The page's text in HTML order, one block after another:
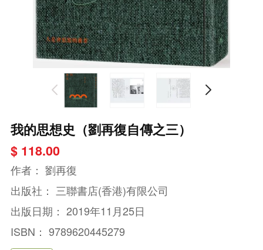
我的思想史（劉再復自傳之三）
$ 118.00
作者： 劉再復
出版社： 三聯書店(香港)有限公司
出版日期： 2019年11月25日
ISBN： 9789620445279